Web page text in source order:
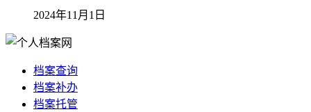
2024年11月1日
档案查询
档案补办
档案托管